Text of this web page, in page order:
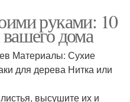
руками: 10
дома
Материалы: Сухие
для дерева Нитка или
высушите их и